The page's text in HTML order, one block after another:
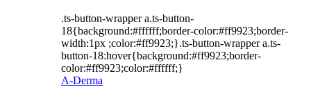
.ts-button-wrapper a.ts-button-
18{background:#ffffff;border-color:#ff9923;border-
width:1px ;color:#ff9923;}.ts-button-wrapper a.ts-
button-18:hover{background:#ff9923;border-
color:#ff9923;color:#ffffff;}
A-Derma